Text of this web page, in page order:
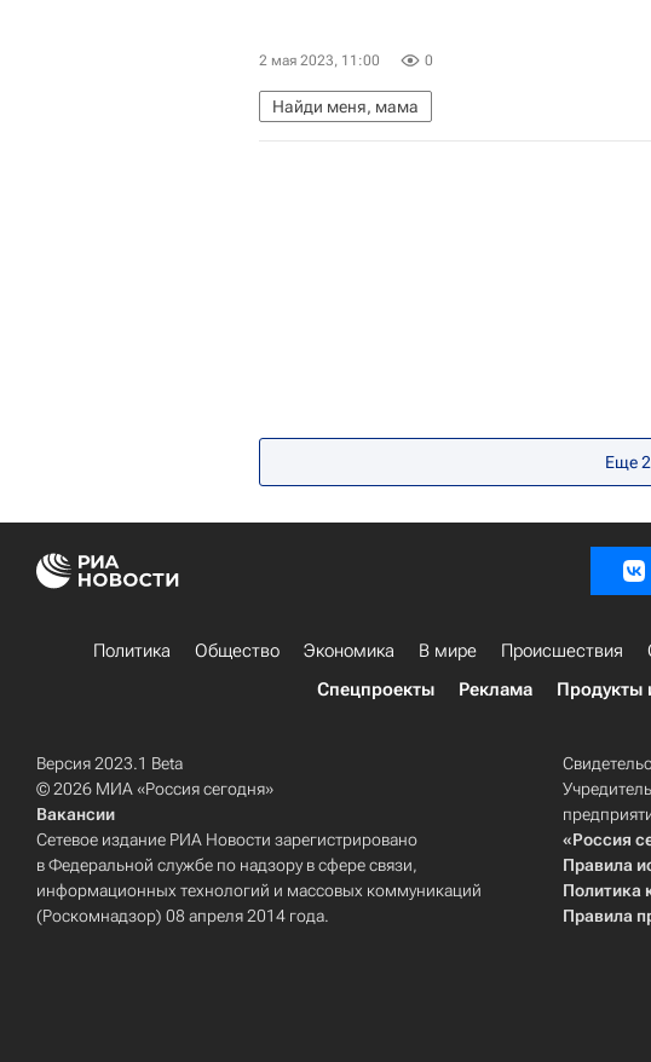
2 мая 2023, 11:00 0
Найди меня, мама
Еще
Политика Общество Экономика В мире Происшествия
Спецпроекты
Реклама Продукты
Версия 2023.1 Beta
© 2026 МИА «Россия сегодня»
Вакансии
Сетевое издание РИА Новости зарегистрировано
в Федеральной службе по надзору в сфере связи,
информационных технологий и массовых коммуникаций
(Роскомнадзор) 08 апреля 2014 года.
«Россия
Правила
Политика
Правила